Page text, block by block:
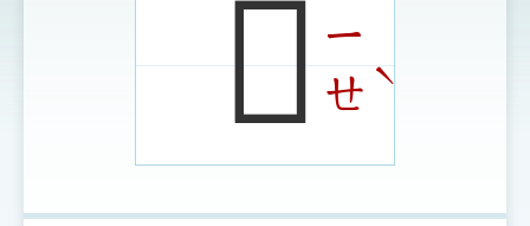
𨿤ㄧ
ㄝˋ